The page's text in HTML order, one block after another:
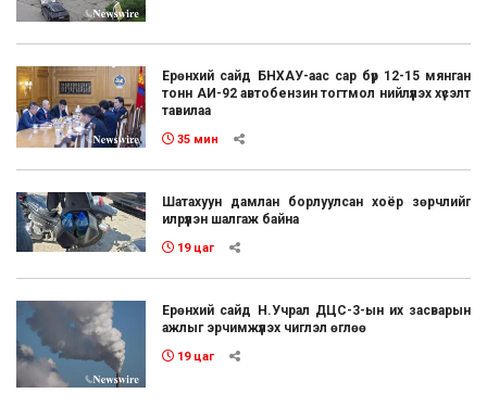
Ерөнхий сайд БНХАУ-аас сар бүр 12-15 мянган
тонн АИ-92 автобензин тогтмол нийлүүлэх хүсэлт
тавилаа
35 мин
Шатахуун дамлан борлуулсан хоёр зөрчлийг
илрүүлэн шалгаж байна
19 цаг
Ерөнхий сайд Н.Учрал ДЦС-3-ын их засварын
ажлыг эрчимжүүлэх чиглэл өглөө
19 цаг